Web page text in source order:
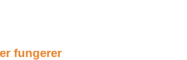
fungerer